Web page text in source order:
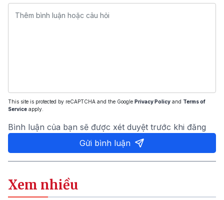
This site is protected by reCAPTCHA and the Google Privacy Policy and Terms of
Service apply.
Bình luận của bạn sẽ được xét duyệt trước khi đăng
Gửi bình luận
Xem nhiều